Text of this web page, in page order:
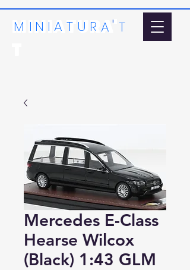
MINIATURA'
MINIAT URA T
'
Mercedes E-Class
Hearse Wilcox
(Black) 1:43 GLM